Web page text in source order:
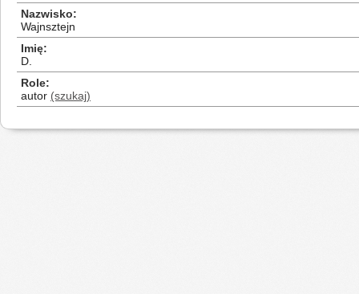
Nazwisko
Wajnsztejn
Imię
D.
Role
autor (szukaj)